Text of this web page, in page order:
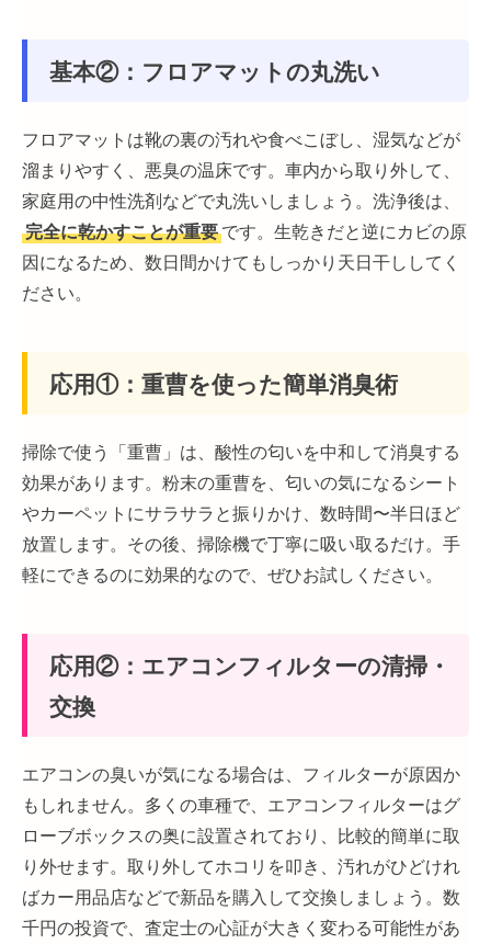
基本②：フロアマットの丸洗い
フロアマットは靴の裏の汚れや食べこぼし、湿気などが
溜まりやすく、悪臭の温床です。車内から取り外して、
家庭用の中性洗剤などで丸洗いしましょう。洗浄後は、
完全に乾かすことが重要です。生乾きだと逆にカビの原
因になるため、数日間かけてもしっかり天日干ししてく
ださい。
応用①：重曹を使った簡単消臭術
掃除で使う「重曹」は、酸性の匂いを中和して消臭する
効果があります。粉末の重曹を、匂いの気になるシート
やカーペットにサラサラと振りかけ、数時間〜半日ほど
放置します。その後、掃除機で丁寧に吸い取るだけ。手
軽にできるのに効果的なので、ぜひお試しください。
応用②：エアコンフィルターの清掃・
交換
エアコンの臭いが気になる場合は、フィルターが原因か
もしれません。多くの車種で、エアコンフィルターはグ
ローブボックスの奥に設置されており、比較的簡単に取
り外せます。取り外してホコリを叩き、汚れがひどけれ
ばカー用品店などで新品を購入して交換しましょう。数
千円の投資で、査定士の心証が大きく変わる可能性があ